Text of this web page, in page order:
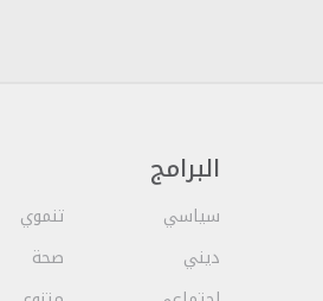
البرامج
سياسي
ديني
تنموي
صحة